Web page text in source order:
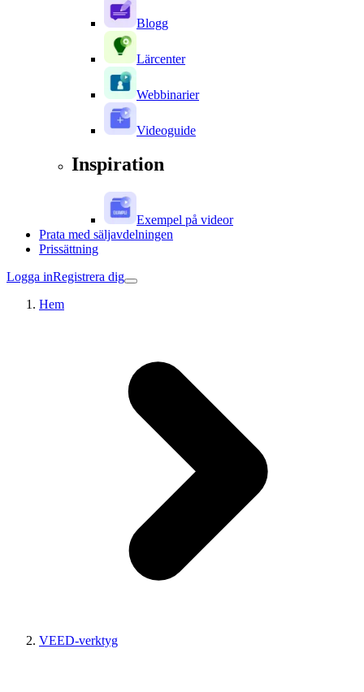
Blogg
Lärcenter
Webbinarier
Videoguide
Inspiration
Exempel på videor
Prata med säljavdelningen
Prissättning
Logga inRegistrera dig
Hem
VEED-verktyg